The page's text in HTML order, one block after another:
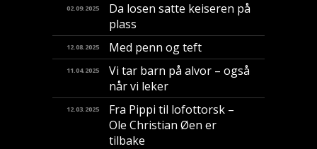
02.09.2025
Da losen satte keiseren på
plass
12.08.2025 Med penn og teft
11.04.2025
Vi tar barn på alvor – også
når vi leker
12.03.2025
Fra Pippi til lofottorsk –
Ole Christian Øen er
tilbake